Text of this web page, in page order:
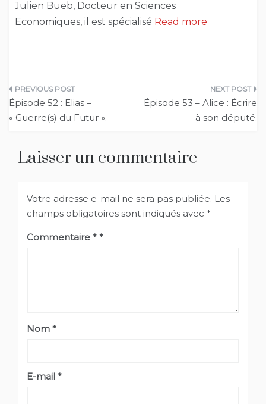
Julien Bueb, Docteur en Sciences
Economiques, il est spécialisé Read more
Navigation
de
Épisode 52 : Elias –
« Guerre(s) du Futur ».
Épisode 53 – Alice : Écrire
à son député.
Laisser un commentaire
Votre adresse e-mail ne sera pas publiée. Les
champs obligatoires sont indiqués avec *
Commentaire *
Nom *
E-mail *